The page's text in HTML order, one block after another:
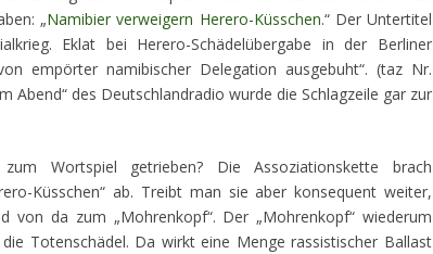
„Namibier verweigern Herero-Küsschen.“ Der Untertitel
Eklat bei Herero-Schädelübergabe in der Berliner
empörter namibischer Delegation ausgebuht“. (taz Nr.
Abend“ des Deutschlandradio wurde die Schlagzeile gar zur
Wortspiel getrieben? Die Assoziationskette brach
Küsschen“ ab. Treibt man sie aber konsequent weiter,
von da zum „Mohrenkopf“. Der „Mohrenkopf“ wiederum
Totenschädel. Da wirkt eine Menge rassistischer Ballast